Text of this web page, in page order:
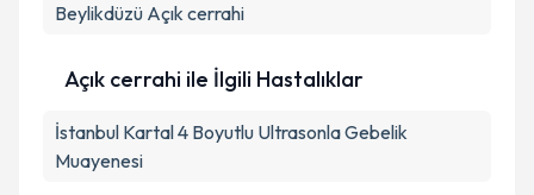
Beylikdüzü Açık cerrahi
Açık cerrahi ile İlgili Hastalıklar
İstanbul Kartal 4 Boyutlu Ultrasonla Gebelik
Muayenesi